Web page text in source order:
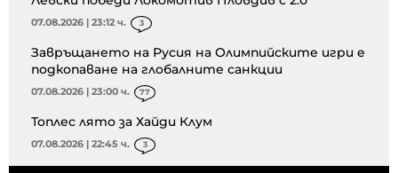
07.08.2026 | 23:12 ч. 3
Завръщането на Русия на Олимпийските игри е
подкопаване на глобалните санкции
07.08.2026 | 23:00 ч. 77
Топлес лято за Хайди Клум
07.08.2026 | 22:45 ч. 3